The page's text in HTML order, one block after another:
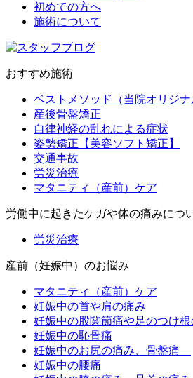
初めての方へ
施術について
おすすめ施術
ベストメソッド（当院オリジナ
産後骨盤矯正
自律神経の乱れによる症状
姿勢矯正【美容ソフト矯正】
交通事故
労災治療
マタニティ（産前）ケア
労働中に起きたケガや体の痛みにつ
労災治療
産前（妊娠中）のお悩み
マタニティ（産前）ケア
妊娠中の首や肩の痛み
妊娠中の股関節痛や足のつけ根
妊娠中の恥骨痛
妊娠中のお尻の痛み、骨盤痛
妊娠中の腰痛